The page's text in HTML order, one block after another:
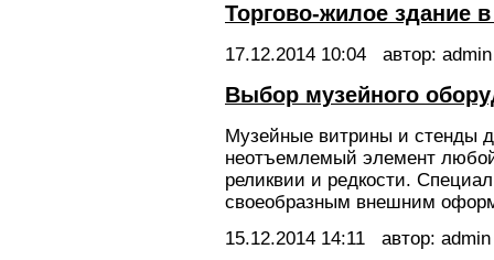
Торгово-жилое здание
17.12.2014 10:04 автор: admin
Выбор музейного
Музейные витрины и стенды
неотъемлемый элемент
реликвии и редкости.
своеобразным внешним
15.12.2014 14:11
автор: admin